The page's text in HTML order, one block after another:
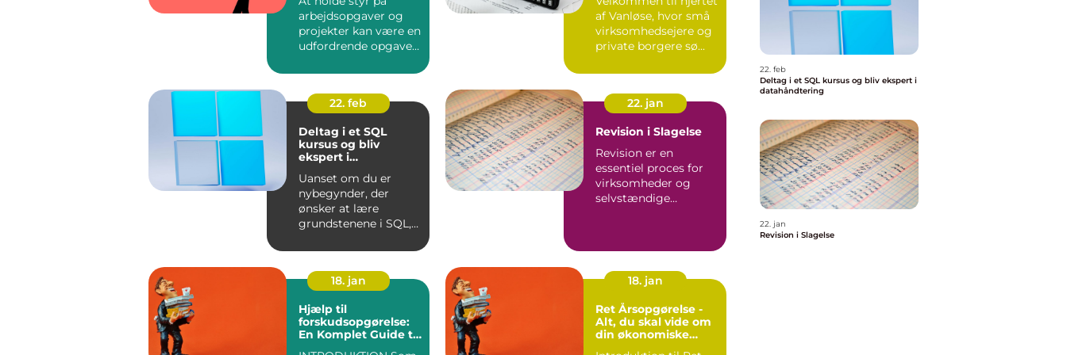
arbejdsopgaver og
projekter kan være en
udfordrende opgave
enhve...
af Vanløse, hvor små
virksomhedsejere og
private borgere sø...
22. feb
Deltag i et SQL
kursus og bliv
ekspert i
Uanset om du er
nybegynder, der
ønsker at lære
grundstenene i SQL,
professionel, de...
22. jan
Revision i Slagelse
Revision er en
essentiel proces for
virksomheder og
selvstændige
18. jan
Hjælp til
forskudsopgørelse:
En Komplet Guide til
18. jan
Ret Årsopgørelse -
Alt, du skal vide om
din økonomiske
22. feb
Deltag i et SQL kursus og bliv ekspert i
datahåndtering
22. jan
Revision i Slagelse